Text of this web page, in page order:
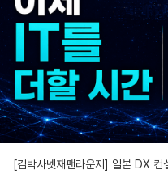
[김박사넷재팬라운지] 일본 DX 컨